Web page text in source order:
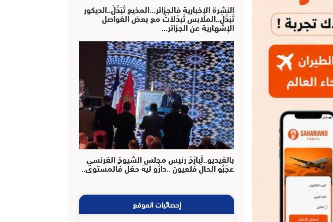
النشرة الإخبارية فالجزائر…المذيع تْبَدَّلْ..الديكور
تْبَدَّلْ..الملابس تْبدْلاَتْ مع بعض الفواصل
الإشهارية عن الجزائر…
بالفيديو..لْبارْحْ رئيس مجلس الشيوخ الفرنسي
عَجْبُو الحالْ فْلعيون ..دَارُو ليهْ حفل فالمستوى..
إحصائيات الموقع